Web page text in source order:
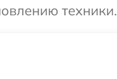
техники.